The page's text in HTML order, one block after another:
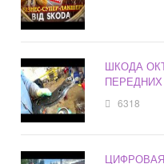
ШКОДА
6318